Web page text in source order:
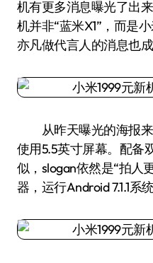
机有更多消息曝光了出
机并非“蓝米X1”，而是
亦凡做代言人的消息也成
从昨天曝光的海报来
使用5.5英寸屏幕。配备
似，slogan依然是“拍人
器，运行Android 7.1.1系统